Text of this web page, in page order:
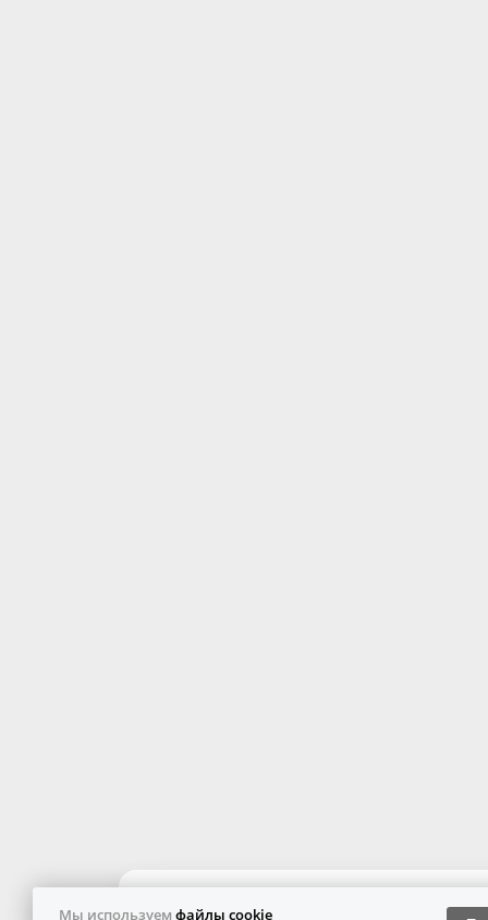
Мы используем файлы cookie